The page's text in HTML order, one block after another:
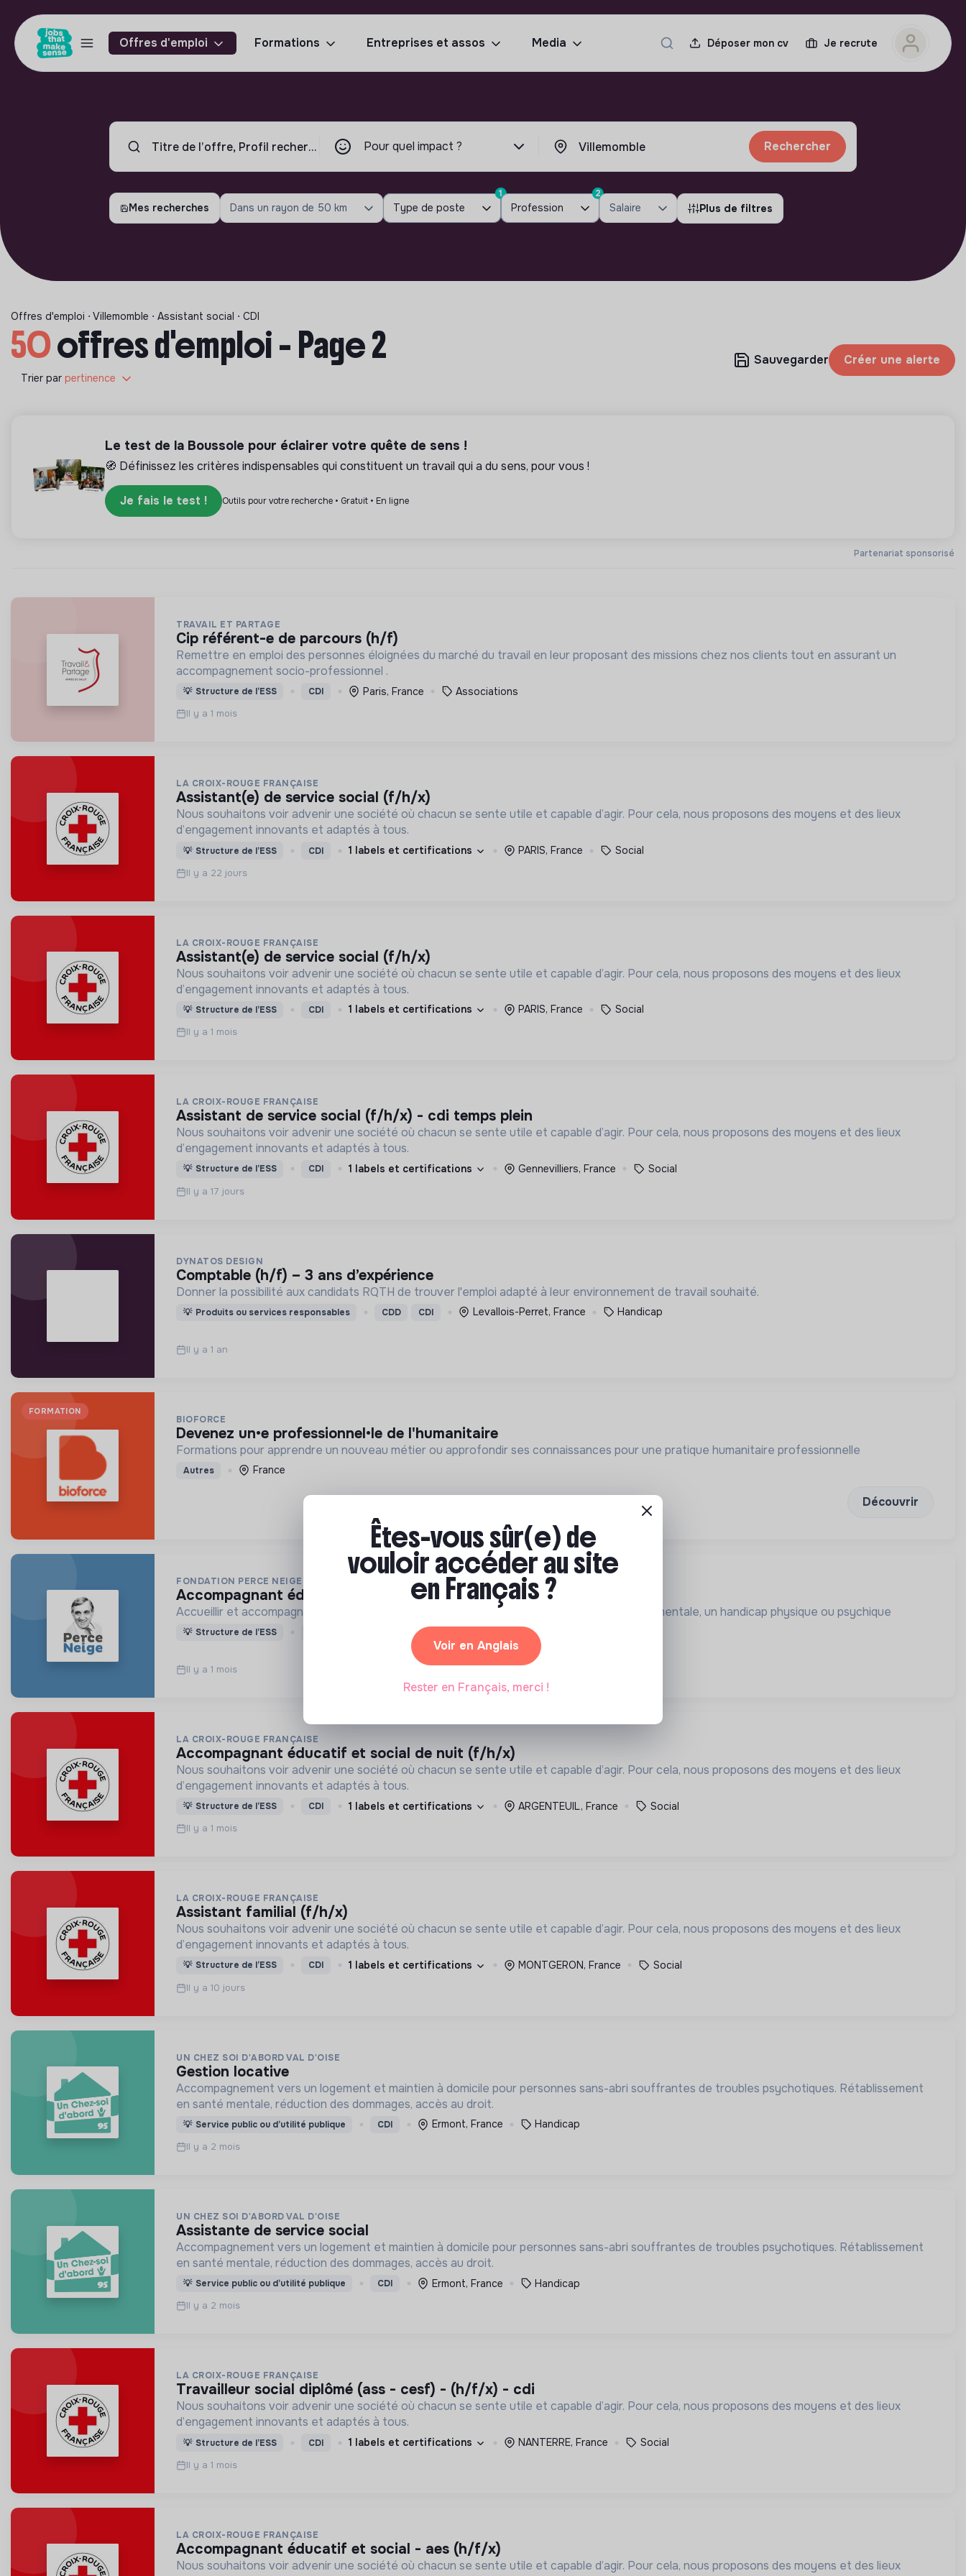
Offres d'emploi Formations Entreprises et assos Media Déposer mon cv Je recrute
Pour quel impact ? Rechercher
Mes recherches Dans un rayon de 50 km Type de poste
1
Profession
2
Salaire Plus de filtres
Offres d'emploi ⋅ Villemomble ⋅ Assistant social ⋅ CDI
50offres d'emploi - Page 2
Trier par pertinence
Sauvegarder Créer une alerte
Partenariat sponsorisé
Le test de la Boussole pour éclairer votre quête de sens !
🧭 Définissez les critères indispensables qui constituent un travail qui a du sens, pour vous !
Je fais le test ! Outils pour votre recherche • Gratuit • En ligne
TRAVAIL ET PARTAGE
cip référent-e de parcours (h/f)
Remettre en emploi des personnes éloignées du marché du travail en leur proposant des missions chez nos clients tout en assurant un
accompagnement socio-professionnel .
💡 Structure de l’ESS CDI Paris, France Associations
Il y a 1 mois
LA CROIX-ROUGE FRANÇAISE
assistant(e) de service social (f/h/x)
Nous souhaitons voir advenir une société où chacun se sente utile et capable d’agir. Pour cela, nous proposons des moyens et des lieux
d’engagement innovants et adaptés à tous.
💡 Structure de l’ESS CDI 1 labels et certifications PARIS, France Social
Il y a 22 jours
LA CROIX-ROUGE FRANÇAISE
assistant(e) de service social (f/h/x)
Nous souhaitons voir advenir une société où chacun se sente utile et capable d’agir. Pour cela, nous proposons des moyens et des lieux
d’engagement innovants et adaptés à tous.
💡 Structure de l’ESS CDI 1 labels et certifications PARIS, France Social
Il y a 1 mois
LA CROIX-ROUGE FRANÇAISE
assistant de service social (f/h/x) - cdi temps plein
Nous souhaitons voir advenir une société où chacun se sente utile et capable d’agir. Pour cela, nous proposons des moyens et des lieux
d’engagement innovants et adaptés à tous.
💡 Structure de l’ESS CDI 1 labels et certifications Gennevilliers, France Social
Il y a 17 jours
DYNATOS DESIGN
comptable (h/f) – 3 ans d’expérience
Donner la possibilité aux candidats RQTH de trouver l'emploi adapté à leur environnement de travail souhaité.
💡 Produits ou services responsables CDD CDI Levallois-Perret, France Handicap
Il y a 1 an
FORMATION
BIOFORCE
devenez un•e professionnel•le de l'humanitaire
Formations pour apprendre un nouveau métier ou approfondir ses connaissances pour une pratique humanitaire professionnelle
Autres France
Découvrir
FONDATION PERCE NEIGE
accompagnant éducatif et social (aes) (h/f)
Accueillir et accompagner, de façon adaptée, les personnes touchées par une déficience mentale, un handicap physique ou psychique
💡 Structure de l’ESS Colombes, France
Il y a 1 mois
LA CROIX-ROUGE FRANÇAISE
accompagnant éducatif et social de nuit (f/h/x)
Nous souhaitons voir advenir une société où chacun se sente utile et capable d’agir. Pour cela, nous proposons des moyens et des lieux
d’engagement innovants et adaptés à tous.
💡 Structure de l’ESS CDI 1 labels et certifications ARGENTEUIL, France Social
Il y a 1 mois
LA CROIX-ROUGE FRANÇAISE
assistant familial (f/h/x)
Nous souhaitons voir advenir une société où chacun se sente utile et capable d’agir. Pour cela, nous proposons des moyens et des lieux
d’engagement innovants et adaptés à tous.
💡 Structure de l’ESS CDI 1 labels et certifications MONTGERON, France Social
Il y a 10 jours
UN CHEZ SOI D'ABORD VAL D'OISE
gestion locative
Accompagnement vers un logement et maintien à domicile pour personnes sans-abri souffrantes de troubles psychotiques. Rétablissement
en santé mentale, réduction des dommages, accès au droit.
💡 Service public ou d’utilité publique CDI Ermont, France Handicap
Il y a 2 mois
UN CHEZ SOI D'ABORD VAL D'OISE
assistante de service social
Accompagnement vers un logement et maintien à domicile pour personnes sans-abri souffrantes de troubles psychotiques. Rétablissement
en santé mentale, réduction des dommages, accès au droit.
💡 Service public ou d’utilité publique CDI Ermont, France Handicap
Il y a 2 mois
LA CROIX-ROUGE FRANÇAISE
travailleur social diplômé (ass - cesf) - (h/f/x) - cdi
Nous souhaitons voir advenir une société où chacun se sente utile et capable d’agir. Pour cela, nous proposons des moyens et des lieux
d’engagement innovants et adaptés à tous.
💡 Structure de l’ESS CDI 1 labels et certifications NANTERRE, France Social
Il y a 1 mois
LA CROIX-ROUGE FRANÇAISE
accompagnant éducatif et social - aes (h/f/x)
Nous souhaitons voir advenir une société où chacun se sente utile et capable d’agir. Pour cela, nous proposons des moyens et des lieux
Êtes-vous sûr(e) de
vouloir accéder au site
en Français ?
Voir en Anglais
Rester en Français, merci !